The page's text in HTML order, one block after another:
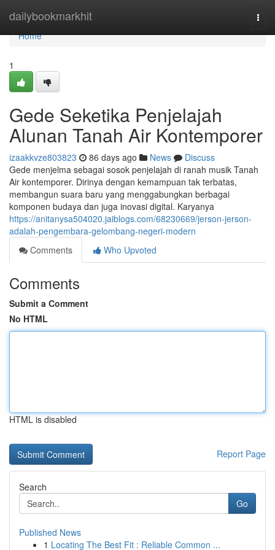
dailybookmarkhit
Home
Home
1
Gede Seketika Penjelajah
Alunan Tanah Air Kontemporer
izaakkvze803823 86 days ago News
Discuss
Gede menjelma sebagai sosok penjelajah di ranah musik Tanah
Air kontemporer. Dirinya dengan kemampuan tak terbatas,
membangun suara baru yang menggabungkan berbagai
komponen budaya dan juga inovasi digital. Karyanya
https://anitanysa504020.jaiblogs.com/68230669/jerson-jerson-
adalah-pengembara-gelombang-negeri-modern
Comments
Who Upvoted
Comments
Submit a Comment
No HTML
HTML is disabled
Report Page
Search
Go
Published News
1 Locating The Best Fit : Reliable Common ...